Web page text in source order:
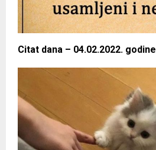
Citat dana – 04.02.2022. godine